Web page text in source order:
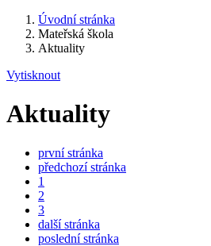
Úvodní stránka
Mateřská škola
Aktuality
Vytisknout
Aktuality
první stránka
předchozí stránka
1
2
3
další stránka
poslední stránka